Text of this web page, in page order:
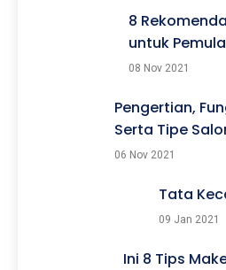
8
untuk Pemula
08 Nov 2021
Pengertian,
Serta Tipe
06 Nov 2021
Tata
09 Jan 2021
Ini 8 Tips